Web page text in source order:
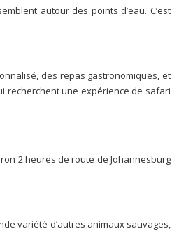
autour des points d’eau. C’est
des repas gastronomiques, et
recherchent une expérience de safari
2 heures de route de Johannesburg
variété d’autres animaux sauvages,